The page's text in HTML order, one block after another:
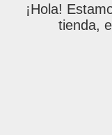
¡Hola!
tienda,